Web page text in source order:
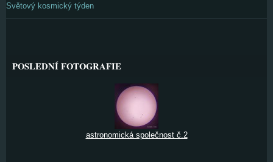
Světový kosmický týden
POSLEDNÍ FOTOGRAFIE
astronomická společnost č.2